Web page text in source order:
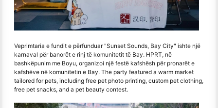
Veprimtaria e fundit e përfunduar "Sunset Sounds, Bay City" ishte një
karnaval për banorët e rinj të komunitetit të Bay. HPRT, në
bashkëpunim me Boyu, organizoi një festë kafshësh për pronarët e
kafshëve në komunitetin e Bay. The party featured a warm market
tailored for pets, including free pet photo printing, custom pet clothing,
free pet snacks, and a pet beauty contest.